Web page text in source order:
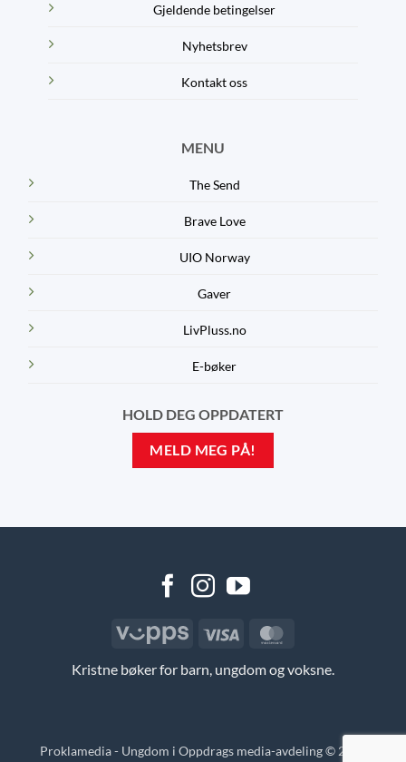
Gjeldende betingelser
Nyhetsbrev
Kontakt oss
MENU
The Send
Brave Love
UIO Norway
Gaver
LivPluss.no
E-bøker
HOLD DEG OPPDATERT
MELD MEG PÅ!
Kristne bøker for barn, ungdom og voksne.
Vipps Visa
Proklamedia - Ungdom i Oppdrags media-avdeling © 2026